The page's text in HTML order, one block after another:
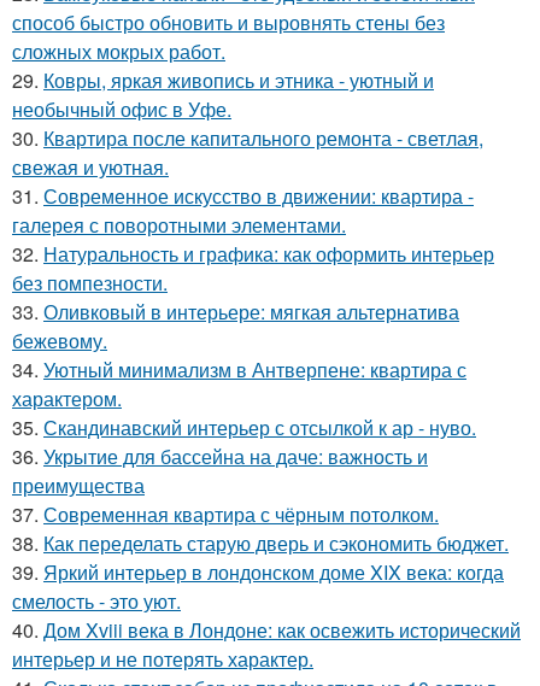
способ быстро обновить и выровнять стены без
сложных мокрых работ.
29. Ковры, яркая живопись и этника - уютный и
необычный офис в Уфе.
30. Квартира после капитального ремонта - светлая,
свежая и уютная.
31. Современное искусство в движении: квартира -
галерея с поворотными элементами.
32. Натуральность и графика: как оформить интерьер
без помпезности.
33. Оливковый в интерьере: мягкая альтернатива
бежевому.
34. Уютный минимализм в Антверпене: квартира с
характером.
35. Скандинавский интерьер с отсылкой к ар - нуво.
36. Укрытие для бассейна на даче: важность и
преимущества
37. Современная квартира с чёрным потолком.
38. Как переделать старую дверь и сэкономить бюджет.
39. Яркий интерьер в лондонском доме XIX века: когда
смелость - это уют.
40. Дом Xviii века в Лондоне: как освежить исторический
интерьер и не потерять характер.